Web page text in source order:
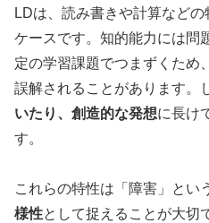
LDは、読み書きや計算など
ケースです。知的能力には問
定の学習課題でつまずくため
誤解されることがあります。
いたり、創造的な発想に長け
す。
これらの特性は「障害」とい
様性として捉えることが大切